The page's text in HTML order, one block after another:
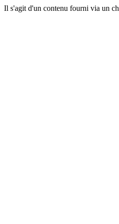
Il s'agit d'un contenu fourni via un